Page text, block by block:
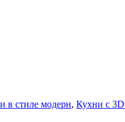
в стиле модерн, Кухни с